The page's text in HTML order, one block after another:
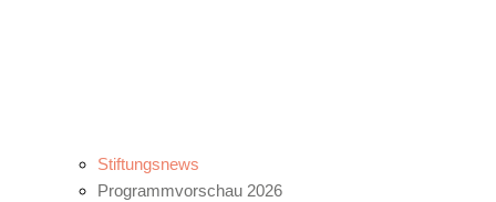
Stiftungsnews
Programmvorschau 2026